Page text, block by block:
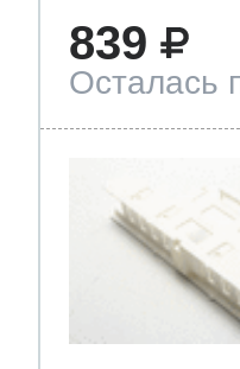
839
Осталась